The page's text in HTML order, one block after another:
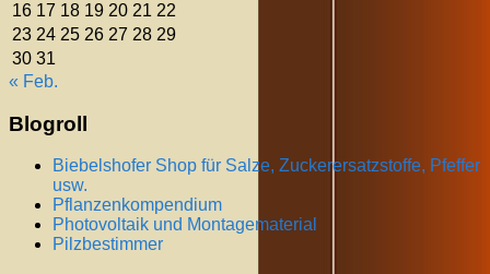
16 17 18 19 20 21 22
23 24 25 26 27 28 29
30 31
« Feb.
Blogroll
Biebelshofer Shop für Salze, Zuckerersatzstoffe, Pfeffer
usw.
Pflanzenkompendium
Photovoltaik und Montagematerial
Pilzbestimmer